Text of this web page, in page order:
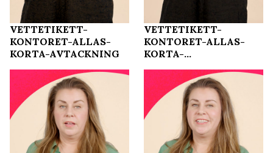
VETTETIKETT-
KONTORET-ALLAS-
KORTA-AVTACKNING
VETTETIKETT-
KONTORET-ALLAS-
KORTA-